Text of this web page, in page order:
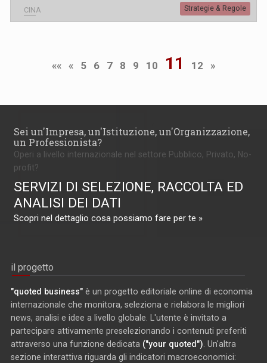
CINA Strategie & Regole
«« « 5 6 7 8 9 10 11 12 »
Sei un'Impresa, un'Istituzione, un'Organizzazione,
un Professionista?
Operi a livello internazionale nel settore Pubblico, Privato, No-
profit?
SERVIZI DI SELEZIONE, RACCOLTA ED
ANALISI DEI DATI
Scopri nel dettaglio cosa possiamo fare per te »
il progetto
"quoted business" è un progetto editoriale online di economia
internazionale che monitora, seleziona e rielabora le migliori
news, analisi e idee a livello globale. L'utente è invitato a
partecipare attivamente preselezionando i contenuti preferiti
attraverso una funzione dedicata ("your quoted") . Un'altra
sezione interattiva riguarda gli indicatori macroeconomici: